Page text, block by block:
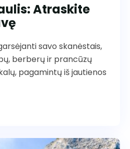
Atraskite
savo skanėstais,
berberų ir prancūzų
pagamintų iš jautienos